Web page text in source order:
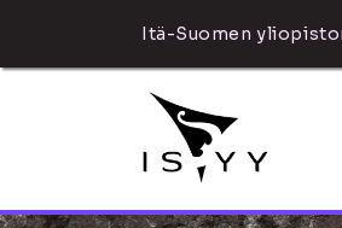
Itä-Suomen